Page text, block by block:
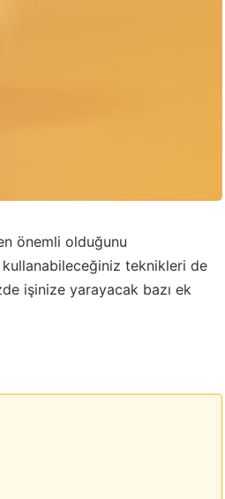
önemli olduğunu
teknikleri de
işinize yarayacak bazı ek